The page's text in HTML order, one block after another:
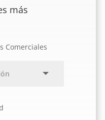
más
Comerciales